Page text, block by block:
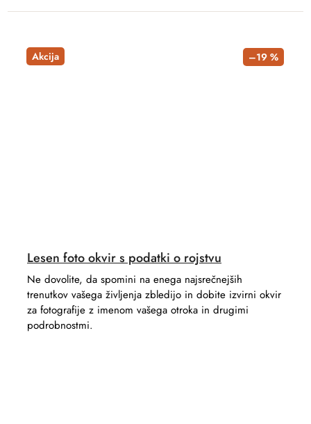
Akcija –19 %
Lesen foto okvir s podatki o rojstvu
Ne dovolite, da spomini na enega najsrečnejših
trenutkov vašega življenja zbledijo in dobite izvirni okvir
za fotografije z imenom vašega otroka in drugimi
podrobnostmi.